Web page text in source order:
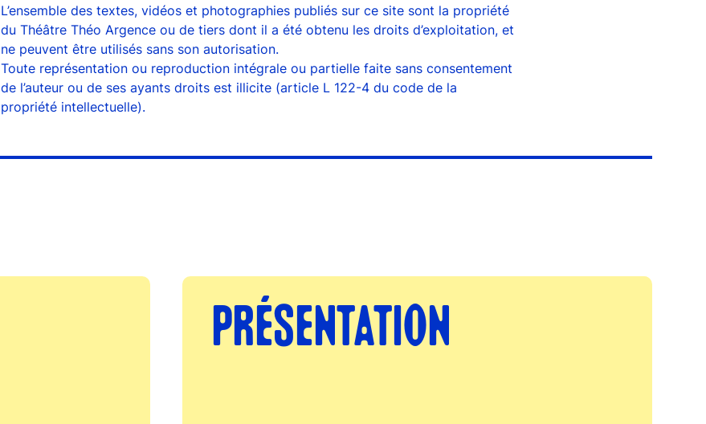
L’ensemble des textes, vidéos et photographies publiés sur ce site sont la propriété
du Théâtre Théo Argence ou de tiers dont il a été obtenu les droits d’exploitation, et
ne peuvent être utilisés sans son autorisation.
Toute représentation ou reproduction intégrale ou partielle faite sans consentement
de l’auteur ou de ses ayants droits est illicite (article L 122-4 du code de la
propriété intellectuelle).
PRÉSENTATION